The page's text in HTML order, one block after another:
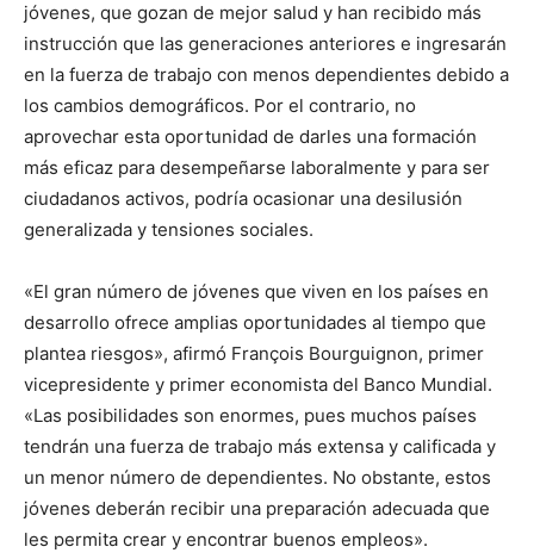
jóvenes, que gozan de mejor salud y han recibido más
instrucción que las generaciones anteriores e ingresarán
en la fuerza de trabajo con menos dependientes debido a
los cambios demográficos. Por el contrario, no
aprovechar esta oportunidad de darles una formación
más eficaz para desempeñarse laboralmente y para ser
ciudadanos activos, podría ocasionar una desilusión
generalizada y tensiones sociales.
«El gran número de jóvenes que viven en los países en
desarrollo ofrece amplias oportunidades al tiempo que
plantea riesgos», afirmó François Bourguignon, primer
vicepresidente y primer economista del Banco Mundial.
«Las posibilidades son enormes, pues muchos países
tendrán una fuerza de trabajo más extensa y calificada y
un menor número de dependientes. No obstante, estos
jóvenes deberán recibir una preparación adecuada que
les permita crear y encontrar buenos empleos».